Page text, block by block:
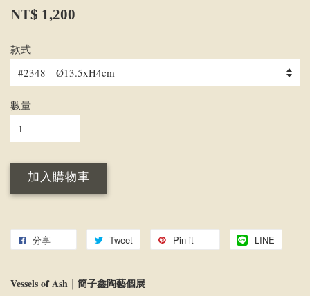
NT$ 1,200
款式
數量
加入購物車
分享 Tweet Pin it LINE
Vessels of Ash｜ 簡子鑫陶藝個展